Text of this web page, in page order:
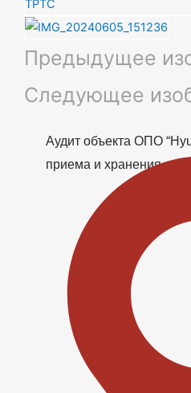
Предыдущее
Следующее
Аудит объекта ОПО
приема и хранения сои.